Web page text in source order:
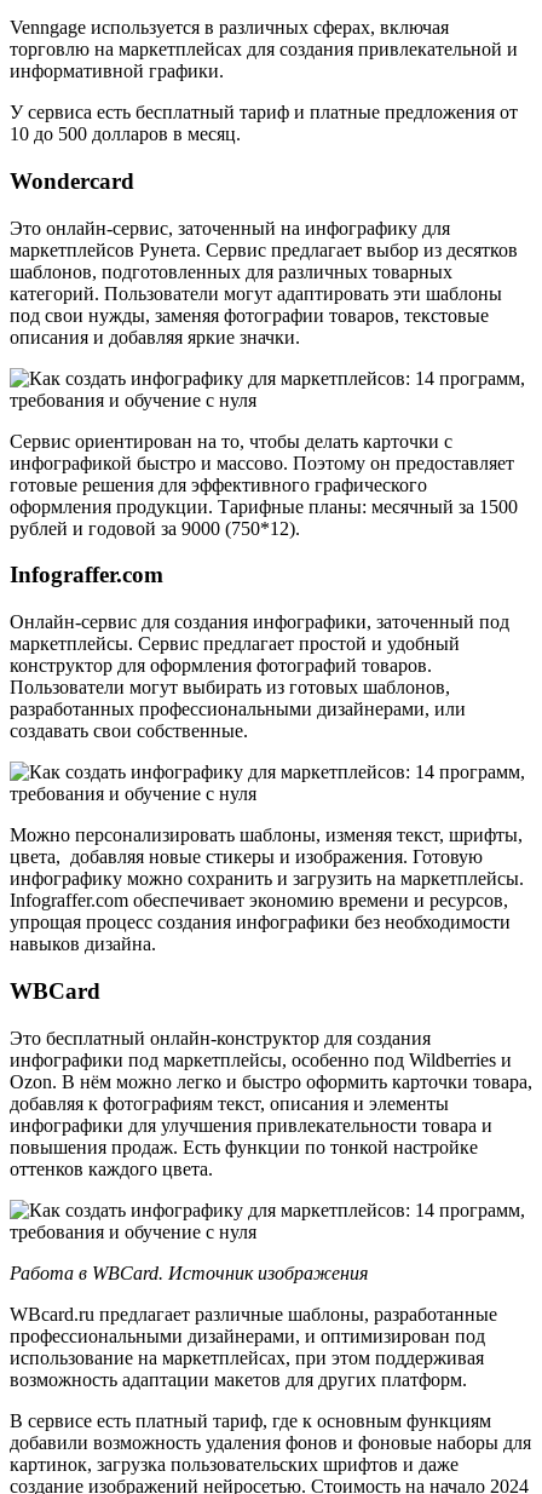
Venngage используется в различных сферах, включая
торговлю на маркетплейсах для создания привлекательной и
информативной графики.
У сервиса есть бесплатный тариф и платные предложения от
10 до 500 долларов в месяц.
Wondercard
Это онлайн-сервис, заточенный на инфографику для
маркетплейсов Рунета. Сервис предлагает выбор из десятков
шаблонов, подготовленных для различных товарных
категорий. Пользователи могут адаптировать эти шаблоны
под свои нужды, заменяя фотографии товаров, текстовые
описания и добавляя яркие значки.
Сервис ориентирован на то, чтобы делать карточки с
инфографикой быстро и массово. Поэтому он предоставляет
готовые решения для эффективного графического
оформления продукции. Тарифные планы: месячный за 1500
рублей и годовой за 9000 (750*12).
Infograffer.com
Онлайн-сервис для создания инфографики, заточенный под
маркетплейсы. Сервис предлагает простой и удобный
конструктор для оформления фотографий товаров.
Пользователи могут выбирать из готовых шаблонов,
разработанных профессиональными дизайнерами, или
создавать свои собственные.
Можно персонализировать шаблоны, изменяя текст, шрифты,
цвета, добавляя новые стикеры и изображения. Готовую
инфографику можно сохранить и загрузить на маркетплейсы.
Infograffer.com обеспечивает экономию времени и ресурсов,
упрощая процесс создания инфографики без необходимости
навыков дизайна.
WBCard
Это бесплатный онлайн-конструктор для создания
инфографики под маркетплейсы, особенно под Wildberries и
Ozon. В нём можно легко и быстро оформить карточки товара,
добавляя к фотографиям текст, описания и элементы
инфографики для улучшения привлекательности товара и
повышения продаж. Есть функции по тонкой настройке
оттенков каждого цвета.
Работа в WBCard. Источник изображения
WBcard.ru предлагает различные шаблоны, разработанные
профессиональными дизайнерами, и оптимизирован под
использование на маркетплейсах, при этом поддерживая
возможность адаптации макетов для других платформ.
В сервисе есть платный тариф, где к основным функциям
добавили возможность удаления фонов и фоновые наборы для
картинок, загрузка пользовательских шрифтов и даже
создание изображений нейросетью. Стоимость на начало 2024